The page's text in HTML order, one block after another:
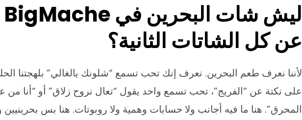
عن كل الشاتات الثانية؟
لأننا نعرف طعم البحرين. نعرف إنك تحب تسمع “شلونك يالغالي” بلهجتنا
على نكتة عن “الفريج”، تحب تسمع واحد يقول “تعال نروح زلاق” أو “أنا
المحرق”. هنا ما فيه أجانب ولا حسابات وهمية ولا روبوتات. هنا بس بحرينيين